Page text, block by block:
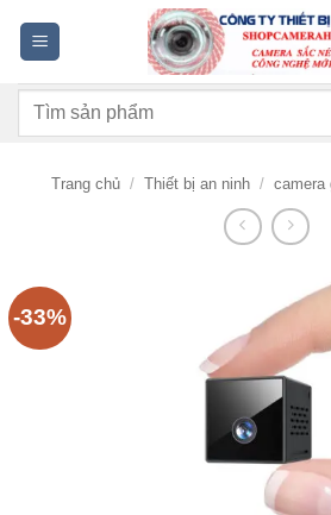
dung
Tìm
Trang chủ / Thiết bị an ninh / camera
-33%